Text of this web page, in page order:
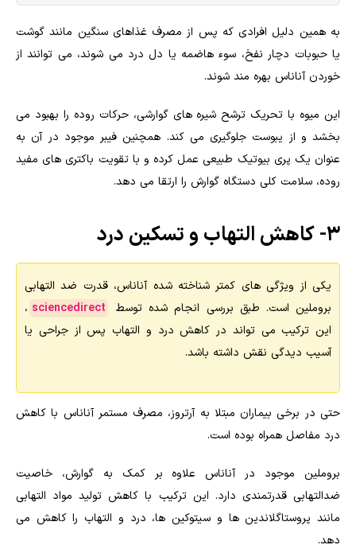
به همین دلیل افرادی که پس از مصرف غذاهای سنگین مانند گوشت
یا حبوبات دچار نفخ، سوء هاضمه یا دل درد می شوند، می توانند از
خوردن آناناس بهره مند شوند.
این میوه با تحریک ترشح شیره های گوارشی، حرکات روده را بهبود می
بخشد و از یبوست جلوگیری می کند. همچنین فیبر موجود در آن به
عنوان یک پری بیوتیک طبیعی عمل کرده و با تقویت باکتری های مفید
روده، سلامت کلی دستگاه گوارش را ارتقا می دهد.
۳- کاهش التهاب و تسکین درد
یکی از ویژگی های کمتر شناخته شده آناناس، قدرت ضد التهابی
بروملین است. طبق بررسی انجام شده توسط
sciencedirect ،
این ترکیب می تواند در کاهش درد و التهاب پس از جراحی یا
آسیب دیدگی نقش داشته باشد.
حتی در برخی بیماران مبتلا به آرتروز، مصرف مستمر آناناس با کاهش
درد مفاصل همراه بوده است.
بروملین موجود در آناناس علاوه بر کمک به گوارش، خاصیت
ضدالتهابی قدرتمندی دارد. این ترکیب با کاهش تولید مواد التهابی
مانند پروستاگلاندین ها و سیتوکین ها، درد و التهاب را کاهش می
دهد.